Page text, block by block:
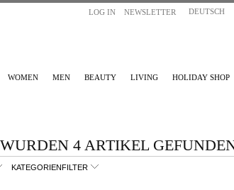
LOG IN NEWSLETTER DEUTSCH
WOMEN MEN BEAUTY LIVING HOLIDAY SHOP
4 ARTIKEL
KATEGORIENFILTER